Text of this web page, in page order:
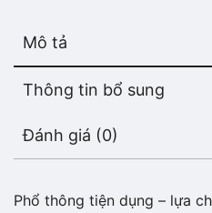
Mô tả
Thông tin bổ sung
Đánh giá (0)
Phổ thông tiện dụng – lựa